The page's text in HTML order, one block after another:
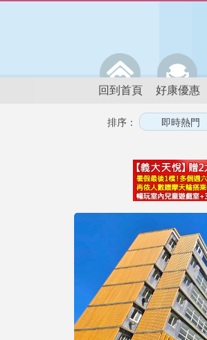
回到首頁 好康優惠
排序：